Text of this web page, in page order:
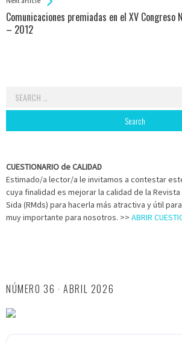
Comunicaciones premiadas en el XV Congreso
– 2012
Search
CUESTIONARIO de CALIDAD
Estimado/a lector/a le invitamos a contestar
cuya finalidad es mejorar la calidad de la
Sida (RMds) para hacerla más atractiva y útil
muy importante para nosotros. >> ABRIR
NÚMERO 36 · ABRIL 2026